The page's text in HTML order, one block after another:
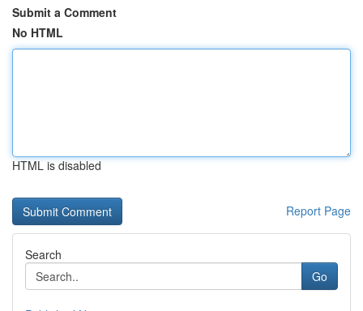
Submit a Comment
No HTML
HTML is disabled
Report Page
Search
Go